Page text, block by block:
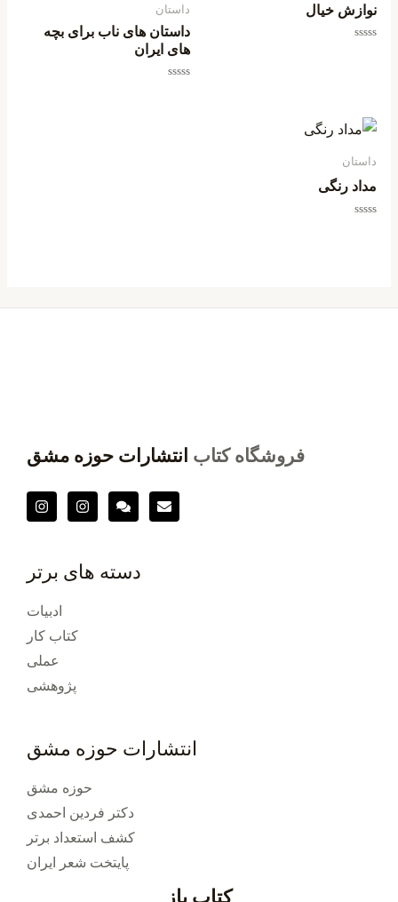
نوازش خیال داستان
داستان های ناب برای بچه
های ایران
داستان
مداد رنگی
فروشگاه کتاب انتشارات حوزه مشق
دسته های برتر
ادبیات
کتاب کار
عملی
پژوهشی
انتشارات حوزه مشق
حوزه مشق
دکتر فردین احمدی
کشف استعداد برتر
پایتخت شعر ایران
کتاب باز